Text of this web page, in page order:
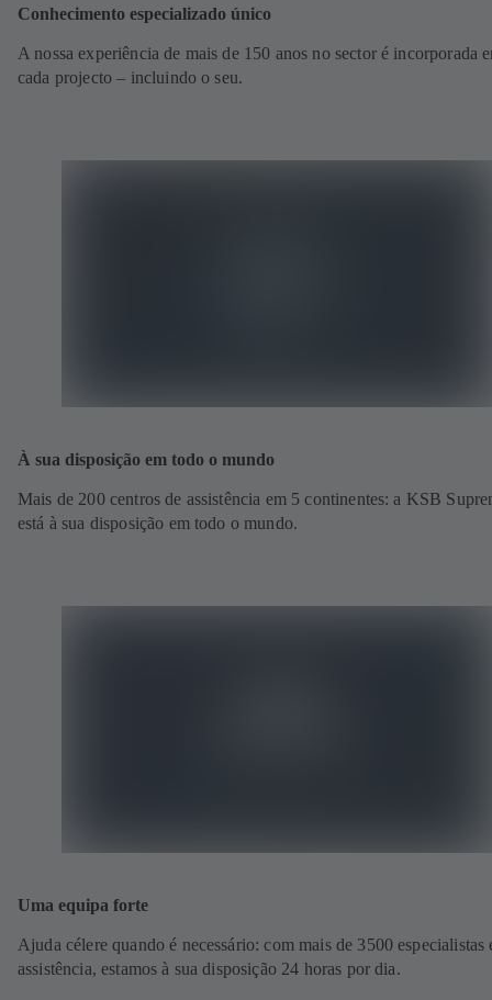
Conhecimento especializado único
A nossa experiência de mais de 150 anos no sector é incorporada
cada projecto – incluindo o seu.
À sua disposição em todo o mundo
Mais de 200 centros de assistência em 5 continentes: a KSB
está à sua disposição em todo o mundo.
Uma equipa forte
Ajuda célere quando é necessário: com mais de 3500 especialistas
assistência, estamos à sua disposição 24 horas por dia.